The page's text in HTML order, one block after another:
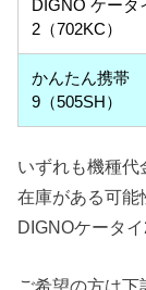
DIGNO ケータ
2（702KC）
かんたん携帯
9（505SH）
いずれも機種代
在庫がある可能
DIGNOケータ